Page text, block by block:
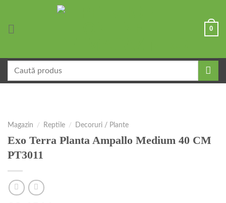
0
după:
Magazin / Reptile / Decoruri / Plante
Exo Terra Planta Ampallo Medium 40 CM
PT3011